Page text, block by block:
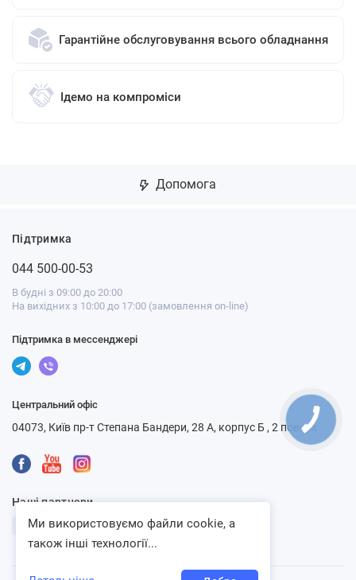
Гарантійне обслуговування всього обладнання
Ідемо на компроміси
Допомога
Підтримка
044 500-00-53
В будні з 09:00 до 20:00
На вихідних з 10:00 до 17:00 (замовлення on-line)
Підтримка в мессенджері
Центральний офіс
04073, Київ пр-т Степана Бандери, 28 А, корпус Б , 2 поверх
Наші партнери
Ми використовуємо файли cookie, а
також інші технології...